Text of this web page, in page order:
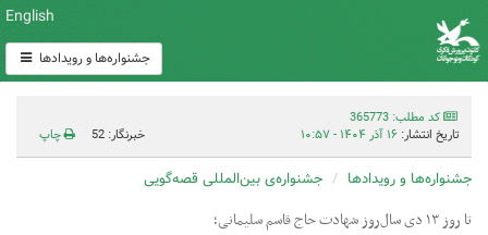
English
جشنواره‌ها و رویدادها
کد مطلب: 365773
تاریخ انتشار: ۱۶ آذر ۱۴۰۴ - ۱۰:۵۷ خبرنگار: 52 چاپ
جشنواره‌ها و رویدادها جشنواره‌ی بین‌المللی قصه‌گویی
تا روز ۱۳ دی سال‌روز شهادت حاج قاسم سلیمانی؛